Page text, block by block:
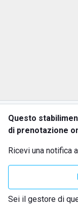
Questo
di prenotazione
Ricevi una notifica
Sei il gestore di